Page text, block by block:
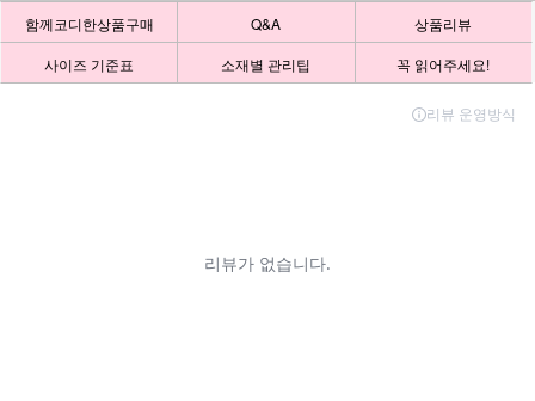
함께코디한상품구매 Q&A
상품리뷰
사이즈 기준표
소재별 관리팁 꼭 읽어주세요!